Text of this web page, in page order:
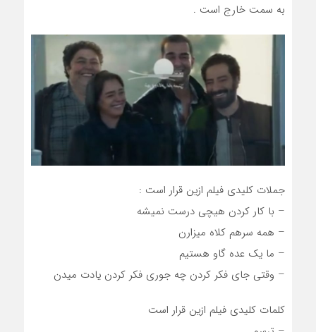
به سمت خارج است .
جملات کلیدی فیلم ازین قرار است :
– با کار کردن هیچی درست نمیشه
– همه سرهم کلاه میزارن
– ما یک عده گاو هستیم
– وقتی جای فکر کردن چه جوری فکر کردن یادت میدن
کلمات کلیدی فیلم ازین قرار است